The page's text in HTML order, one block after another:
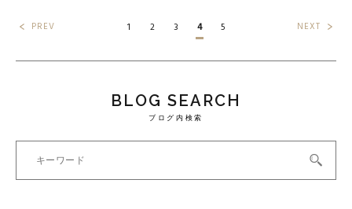
PREV 1 2 3 4 5 NEXT
BLOG SEARCH
ブログ内検索